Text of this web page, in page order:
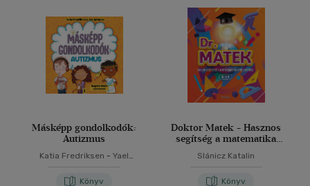
Másképp gondolkodók:
Autizmus
Katia Fredriksen - Yael
Könyv
Doktor Matek - Hasznos
segítség a matematika
Slánicz Katalin
Könyv